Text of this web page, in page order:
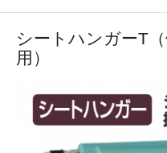
シートハンガーT
用）